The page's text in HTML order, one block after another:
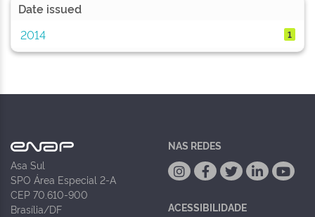
Date issued
2014
1
Asa Sul
SPO Área Especial 2-A
CEP 70.610-900
Brasília/DF
NAS REDES
ACESSIBILIDADE